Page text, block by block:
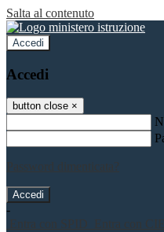
Salta al contenuto
Accedi
Accedi
button close ×
Password dimenticata?
-
Entra con SPID
Entra con CIE